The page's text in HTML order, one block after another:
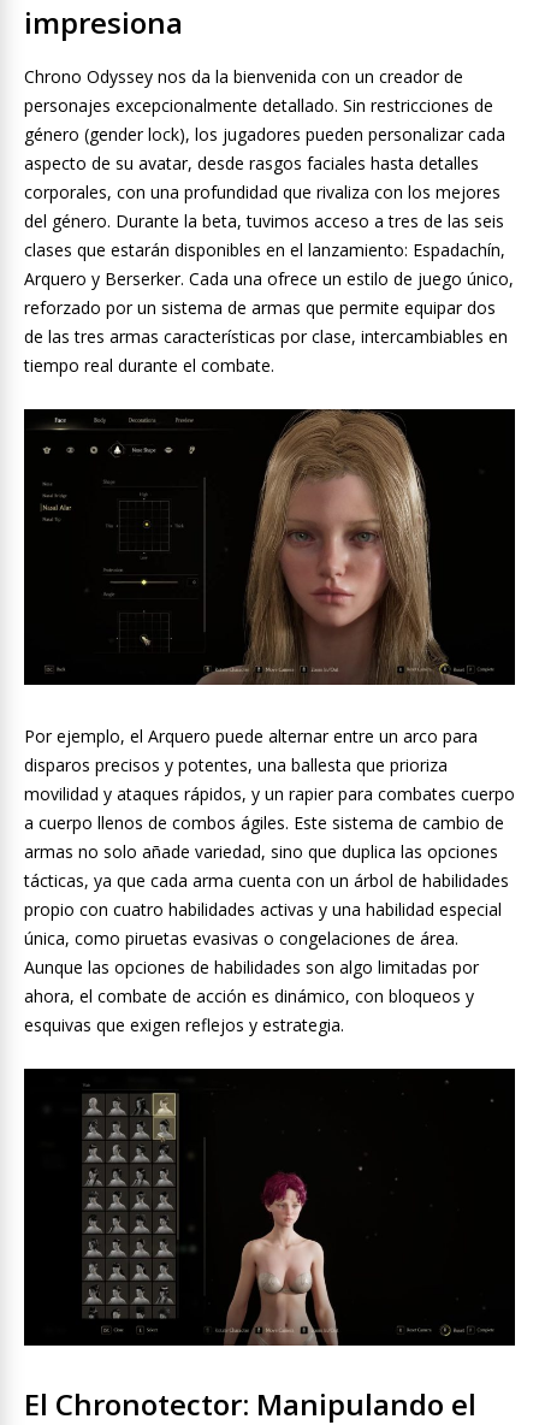
impresiona
Chrono Odyssey nos da la bienvenida con un creador de
personajes excepcionalmente detallado. Sin restricciones de
género (gender lock), los jugadores pueden personalizar cada
aspecto de su avatar, desde rasgos faciales hasta detalles
corporales, con una profundidad que rivaliza con los mejores
del género. Durante la beta, tuvimos acceso a tres de las seis
clases que estarán disponibles en el lanzamiento: Espadachín,
Arquero y Berserker. Cada una ofrece un estilo de juego único,
reforzado por un sistema de armas que permite equipar dos
de las tres armas características por clase, intercambiables en
tiempo real durante el combate.
Por ejemplo, el Arquero puede alternar entre un arco para
disparos precisos y potentes, una ballesta que prioriza
movilidad y ataques rápidos, y un rapier para combates cuerpo
a cuerpo llenos de combos ágiles. Este sistema de cambio de
armas no solo añade variedad, sino que duplica las opciones
tácticas, ya que cada arma cuenta con un árbol de habilidades
propio con cuatro habilidades activas y una habilidad especial
única, como piruetas evasivas o congelaciones de área.
Aunque las opciones de habilidades son algo limitadas por
ahora, el combate de acción es dinámico, con bloqueos y
esquivas que exigen reflejos y estrategia.
El Chronotector: Manipulando el